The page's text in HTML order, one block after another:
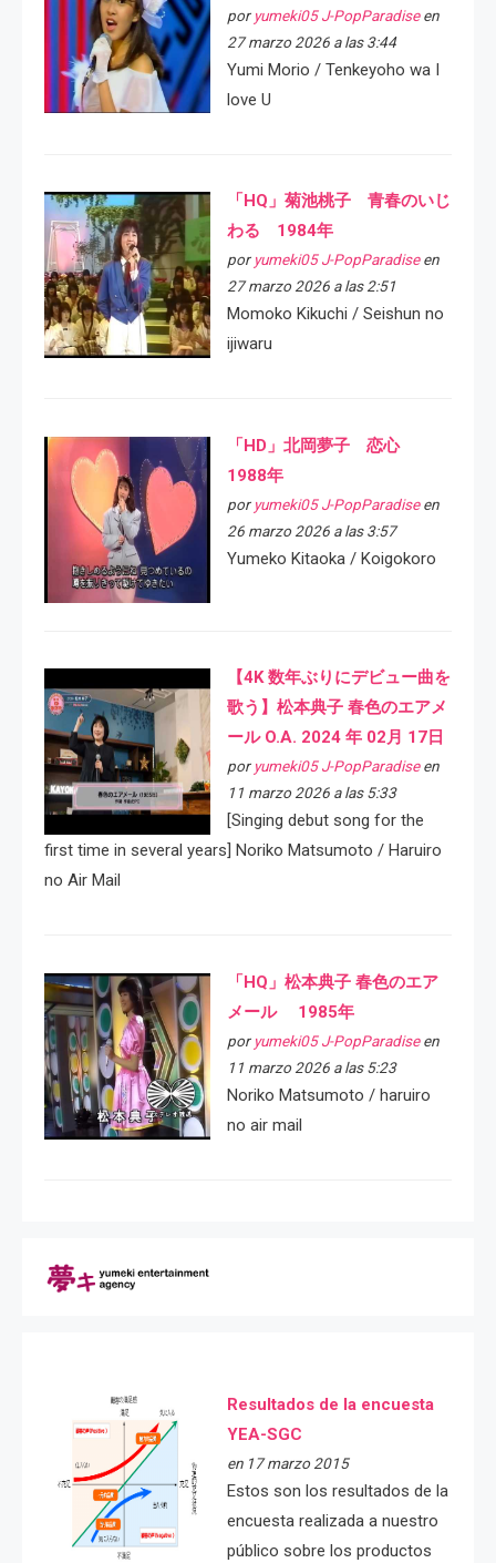
por yumeki05 J-PopParadiseen
27 marzo 2026 a las 3:44
Yumi Morio / Tenkeyoho wa I
love U
「HQ」菊池桃子 青春のいじ
わる 1984年
por yumeki05 J-PopParadiseen
27 marzo 2026 a las 2:51
Momoko Kikuchi / Seishun no
ijiwaru
「HD」北岡夢子 恋心
1988年
por yumeki05 J-PopParadiseen
26 marzo 2026 a las 3:57
Yumeko Kitaoka / Koigokoro
【4K 数年ぶりにデビュー曲を
歌う】松本典子 春色のエアメ
ール O.A. 2024 年 02月 17日
por yumeki05 J-PopParadiseen
11 marzo 2026 a las 5:33
[Singing debut song for the
first time in several years] Noriko Matsumoto / Haruiro
no Air Mail
「HQ」松本典子 春色のエア
メール 1985年
por yumeki05 J-PopParadiseen
11 marzo 2026 a las 5:23
Noriko Matsumoto / haruiro
no air mail
Resultados de la encuesta
YEA-SGC
en 17 marzo 2015
Estos son los resultados de la
encuesta realizada a nuestro
público sobre los productos